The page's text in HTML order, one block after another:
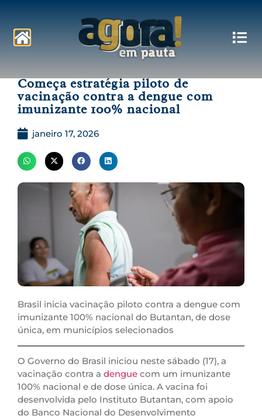
Começa estratégia piloto de
vacinação contra a dengue com
imunizante 100% nacional
janeiro 17, 2026
Brasil inicia vacinação piloto contra a dengue com
imunizante 100% nacional do Butantan, de dose
única, em municípios selecionados
O Governo do Brasil iniciou neste sábado (17), a
vacinação contra a dengue com um imunizante
100% nacional e de dose única. A vacina foi
desenvolvida pelo Instituto Butantan, com apoio
do Banco Nacional do Desenvolvimento